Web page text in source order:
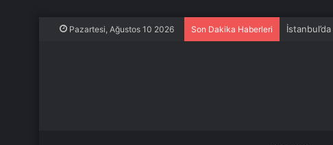
Pazartesi, Ağustos 10 2026 Son Dakika Haberleri Osmaniye